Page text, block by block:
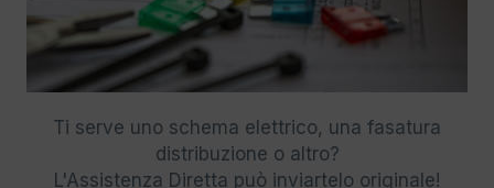
Ti serve uno schema elettrico, una fasatura
distribuzione o altro?
L'Assistenza Diretta può inviartelo originale!